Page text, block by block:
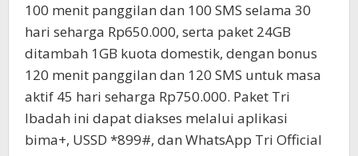
100 menit panggilan dan 100 SMS selama 30
hari seharga Rp650.000, serta paket 24GB
ditambah 1GB kuota domestik, dengan bonus
120 menit panggilan dan 120 SMS untuk masa
aktif 45 hari seharga Rp750.000. Paket Tri
Ibadah ini dapat diakses melalui aplikasi
bima+, USSD *899#, dan WhatsApp Tri Official